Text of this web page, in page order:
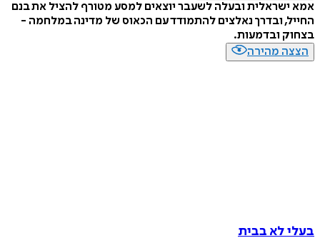
אמא ישראלית ובעלה לשעבר יוצאים למסע מטורף להציל את בנם
החייל, ובדרך נאלצים להתמודד עם הכאוס של מדינה במלחמה -
בצחוק ובדמעות.
הצצה מהירה
בעלי לא בבית